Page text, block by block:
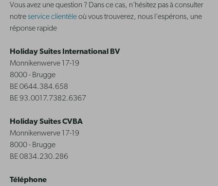
Vous avez une question ? Dans ce cas, n'hésitez pas à consulter
notreservice clientèleoù vous trouverez, nous l'espérons, une
réponse rapide
Holiday Suites International BV
Monnikenwerve 17-19
8000 - Brugge
BE 0644.384.658
BE 93.0017.7382.6367
Holiday Suites CVBA
Monnikenwerve 17-19
8000 - Brugge
BE 0834.230.286
Téléphone